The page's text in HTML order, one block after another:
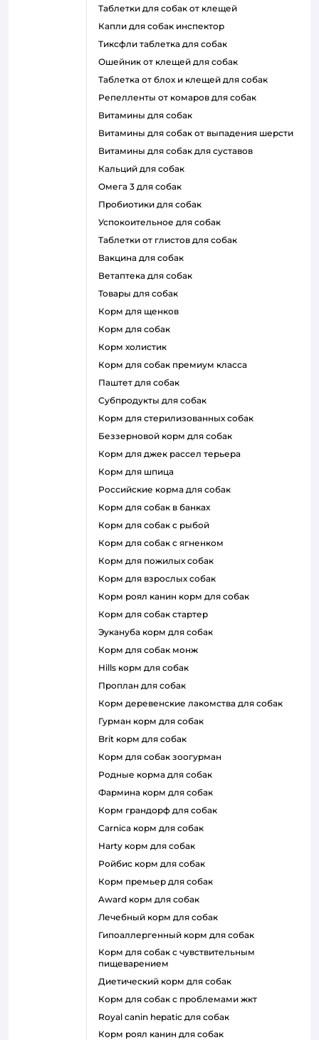
таблетки для собак от клещей
капли для собак инспектор
тиксфли таблетка для собак
ошейник от клещей для собак
таблетка от блох и клещей для собак
репелленты от комаров для собак
витамины для собак
витамины для собак от выпадения шерсти
витамины для собак для суставов
кальций для собак
омега 3 для собак
пробиотики для собак
успокоительное для собак
таблетки от глистов для собак
вакцина для собак
ветаптека для собак
товары для собак
корм для щенков
корм для собак
корм холистик
корм для собак премиум класса
паштет для собак
субпродукты для собак
корм для стерилизованных собак
беззерновой корм для собак
корм для джек рассел терьера
корм для шпица
российские корма для собак
корм для собак в банках
корм для собак с рыбой
корм для собак с ягненком
корм для пожилых собак
корм для взрослых собак
корм роял канин корм для собак
корм для собак стартер
эукануба корм для собак
корм для собак монж
hills корм для собак
проплан для собак
корм деревенские лакомства для собак
гурман корм для собак
brit корм для собак
корм для собак зоогурман
родные корма для собак
фармина корм для собак
корм грандорф для собак
carnica корм для собак
harty корм для собак
ройбис корм для собак
корм премьер для собак
award корм для собак
лечебный корм для собак
гипоаллергенный корм для собак
корм для собак с чувствительным
пищеварением
диетический корм для собак
корм для собак с проблемами жкт
royal canin hepatic для собак
корм роял канин для собак